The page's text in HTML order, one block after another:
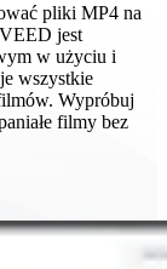
pliki MP4 na
jest
w użyciu i
wszystkie
Wypróbuj
filmy bez